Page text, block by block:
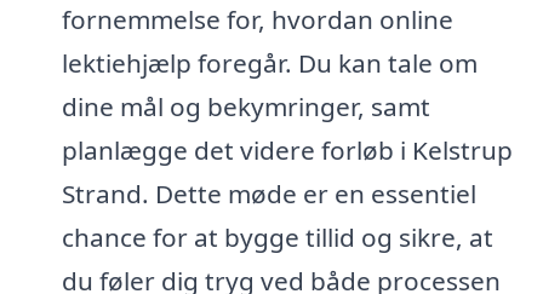
fornemmelse for, hvordan online
lektiehjælp foregår. Du kan tale om
dine mål og bekymringer, samt
planlægge det videre forløb i Kelstrup
Strand. Dette møde er en essentiel
chance for at bygge tillid og sikre, at
du føler dig tryg ved både processen